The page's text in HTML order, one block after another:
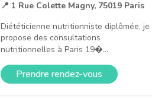
📍 1 Rue Colette Magny, 75019 Paris
Diététicienne nutritionniste diplômée, je
propose des consultations
nutritionnelles à Paris 19�...
Prendre rendez-vous